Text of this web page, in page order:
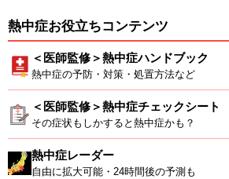
熱中症お役立ちコンテンツ
＜医師監修＞熱中症ハンドブック
熱中症の予防・対策・処置方法など
＜医師監修＞熱中症チェックシート
その症状もしかすると熱中症かも？
熱中症レーダー
自由に拡大可能・24時間後の予測も